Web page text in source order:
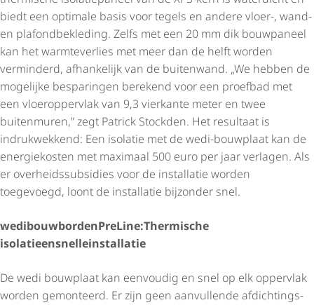
biedt een optimale basis voor tegels en andere vloer-, wand-
en plafond­be­kle­ding. Zelfs met een 20 mm dik bouwpaneel
kan het warmteverlies met meer dan de helft worden
verminderd, afhankelijk van de buitenwand. „We hebben de
mogelijke besparingen berekend voor een proefbad met
een vloeroppervlak van 9,3 vierkante meter en twee
buitenmuren,” zegt Patrick Stockden. Het resultaat is
indrukwekkend: Een isolatie met de wedi-bouwplaat kan de
energiekosten met maximaal 500 euro per jaar verlagen. Als
er over­heids­sub­si­dies voor de installatie worden
toegevoegd, loont de installatie bijzonder snel.
wedibouwbordenPreLine:Thermische
isolatieensnelleinstallatie
De wedi bouwplaat kan eenvoudig en snel op elk oppervlak
worden gemonteerd. Er zijn geen aanvullende afdich­tings­